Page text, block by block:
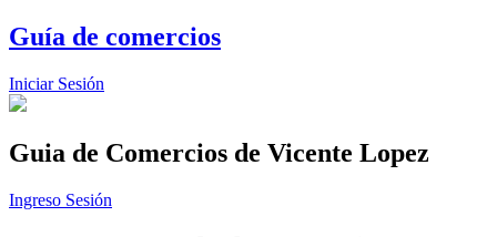
Guía de comercios
Iniciar Sesión
Guia de Comercios de Vicente Lopez
Ingreso Sesión